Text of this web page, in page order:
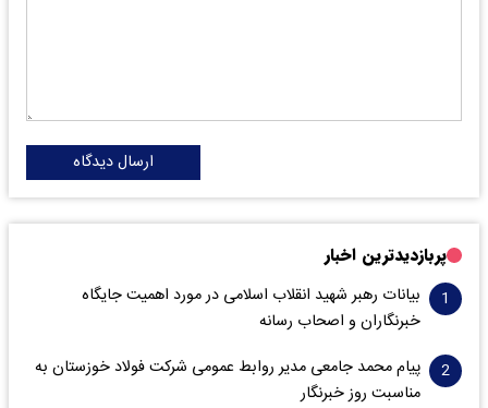
ارسال دیدگاه
پربازدیدترین اخبار
بیانات رهبر شهید انقلاب اسلامی در مورد اهمیت جایگاه
خبرنگاران و اصحاب رسانه
پیام محمد جامعی مدیر روابط عمومی شرکت فولاد خوزستان به
مناسبت روز خبرنگار